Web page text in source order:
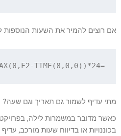
אם רוצים להמיר את השעות הנוספות
=MAX(0,E2-TIME(8,0,0))*24
מתי עדיף לשמור גם תאריך וגם שעה?
כאשר מדובר במשמרות לילה,
בכוננויות או בדיווח שעות מורכב,